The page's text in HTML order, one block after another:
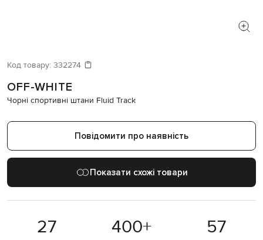
Код товару: 332274
OFF-WHITE
Чорні спортивні штани Fluid Track
Повідомити про наявність
Показати схожі товари
27 400+ 57